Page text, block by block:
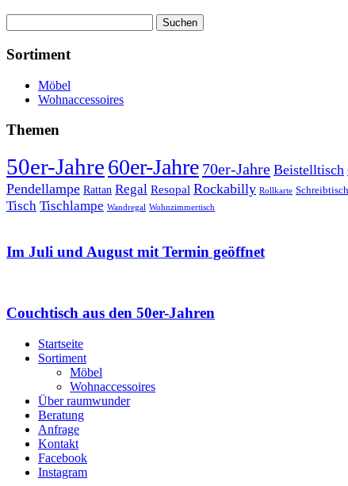
nach:
Sortiment
Möbel
Wohnaccessoires
Themen
50er-Jahre60er-Jahre 70er-Jahre Beistelltisch
Pendellampe Rattan Regal Resopal Rockabilly Rollkarte
Tisch Tischlampe Wandregal Wohnzimmertisch
Im Juli und August mit Termin geöffnet
Couchtisch aus den 50er-Jahren
Startseite
Sortiment
Möbel
Wohnaccessoires
Über raumwunder
Beratung
Anfrage
Kontakt
Facebook
Instagram